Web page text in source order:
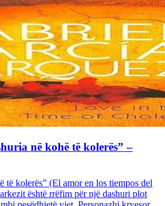
në kohë të kolerës” –
të kolerës” (El amor en los tiempos del
është rrëfim për një dashuri plot